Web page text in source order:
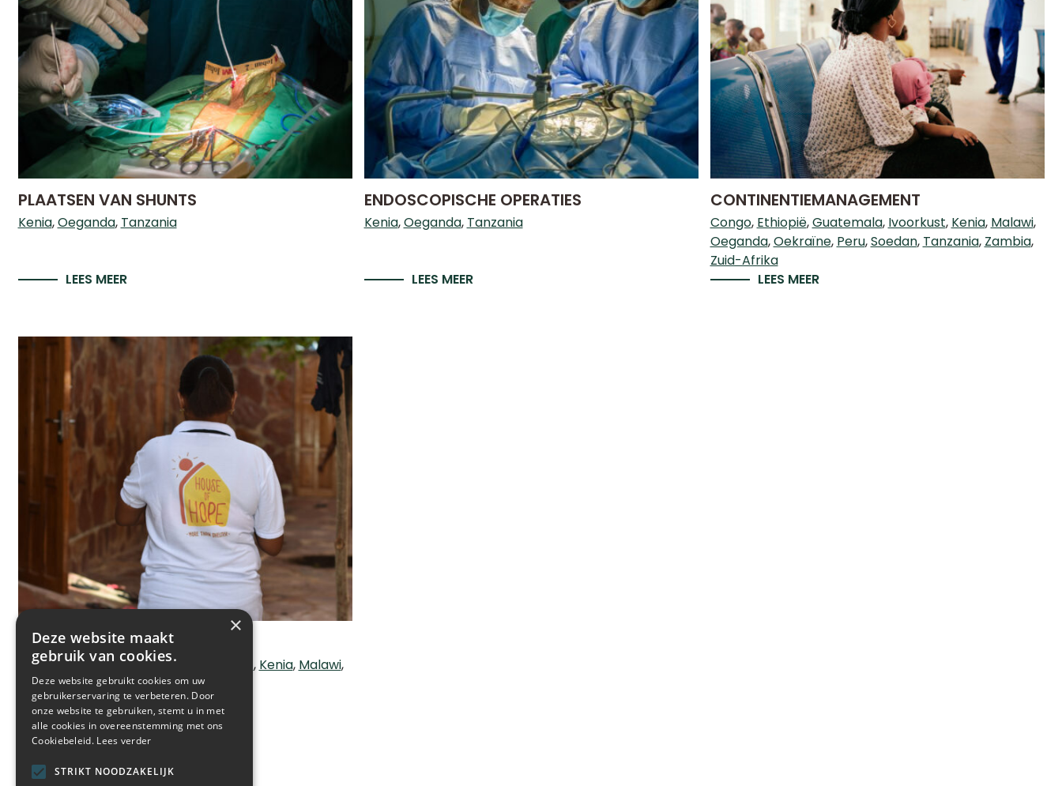
PLAATSEN VAN SHUNTS
Kenia Oeganda Tanzania
LEES MEER
ENDOSCOPISCHE OPERATIES
Kenia Oeganda Tanzania
LEES MEER
CONTINENTIEMANAGEMENT
Congo Ethiopië Guatemala Ivoorkust Kenia Malawi
Oeganda Oekraïne Peru Soedan Tanzania Zambia
Zuid-Afrika
LEES MEER
HUIZEN VAN DE HOOP
Congo Ethiopië Guatemala Kenia Malawi
Oeganda Tanzania Zambia
LEES MEER
×
Deze website maakt
gebruik van cookies.
Deze website gebruikt cookies om uw
gebruikerservaring te verbeteren. Door
onze website te gebruiken, stemt u in met
alle cookies in overeenstemming met ons
Cookiebeleid. Lees verder
STRIKT NOODZAKELIJK